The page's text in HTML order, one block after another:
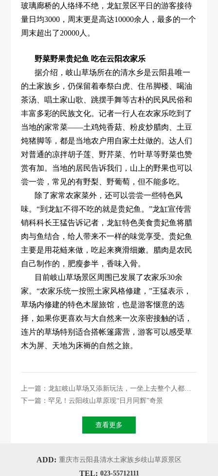
玻璃廊桥的人络绎不绝，龙缸景区平日的游客接待
量日均3000，周末更是高达10000余人，最多的一个
周末超出了20000人。
野菜野果贵妃鱼 吃在云阳农家乐
据介绍，岐山草场所在的清水乡是云阳县唯一
的土家族乡，仍保留着奉祭白虎、住吊脚楼、喝油
茶汤、唱土家山歌、跳摆手舞等古朴的民风民俗和
丰富多彩的民族文化。记者一行人在农家乐吃到了
当地的家常菜——土鸡炖香菇、粉皮炒腊肉、土豆
炖猪脚等，都是当地农户用自家土灶做的。达人们
对普通的凉拌胡子莲、野芹菜、竹叶草等野菜也赞
赏有加。当地的居民告诉我们，山上的野果也可以
尝一尝，常见的有野梨、野葡萄，但不能多吃。
除了家常农家菜外，还可以尝尝一些特色风
味。“到龙缸不得不吃的就是贵妃鱼。”龙缸宣传营
销科科长王猛告诉记者，龙缸特色美食贵妃鱼将腊
肉与鱼结合，给人带来不一样的味觉享受。贵妃鱼
主要是用花鲢来做，吃起来爽滑细嫩。腊肉是农民
自己制作的，肥瘦参半，香味入骨。
目前岐山草场景区周围已发展了农家乐30余
家。“农家乐统一按照土家风格修建，”王猛表示，
草场内修建的特色木屋旅馆，也是游客惬意的选
择，如果你更喜欢与大自然来一次亲密接触的话，
连片的草场特别适合搭帐篷露营，游客可以感受草
木为屏、天地为床褥的自然之旅。
上一篇：龙缸岐山草场又添新玩法，一坐上去整个人都燃
了···
下一篇：罕见！云阳歧山草原现“日月同辉”奇景
查看更多
ADD: 重庆市云阳县清水土家族乡歧山草原景区
TEL: 023-55712111